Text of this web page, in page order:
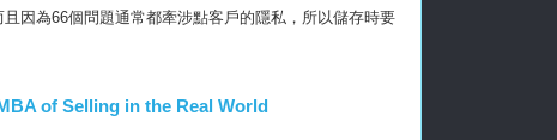
因為66個問題通常都牽涉點客戶的隱私，所以儲存時要
of Selling in the Real World